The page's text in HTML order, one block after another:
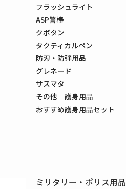
フラッシュライト
ASP警棒
クボタン
タクティカルペン
防刃・防弾用品
グレネード
サスマタ
その他 護身用品
おすすめ護身用品セット
ミリタリー・ポリス用品